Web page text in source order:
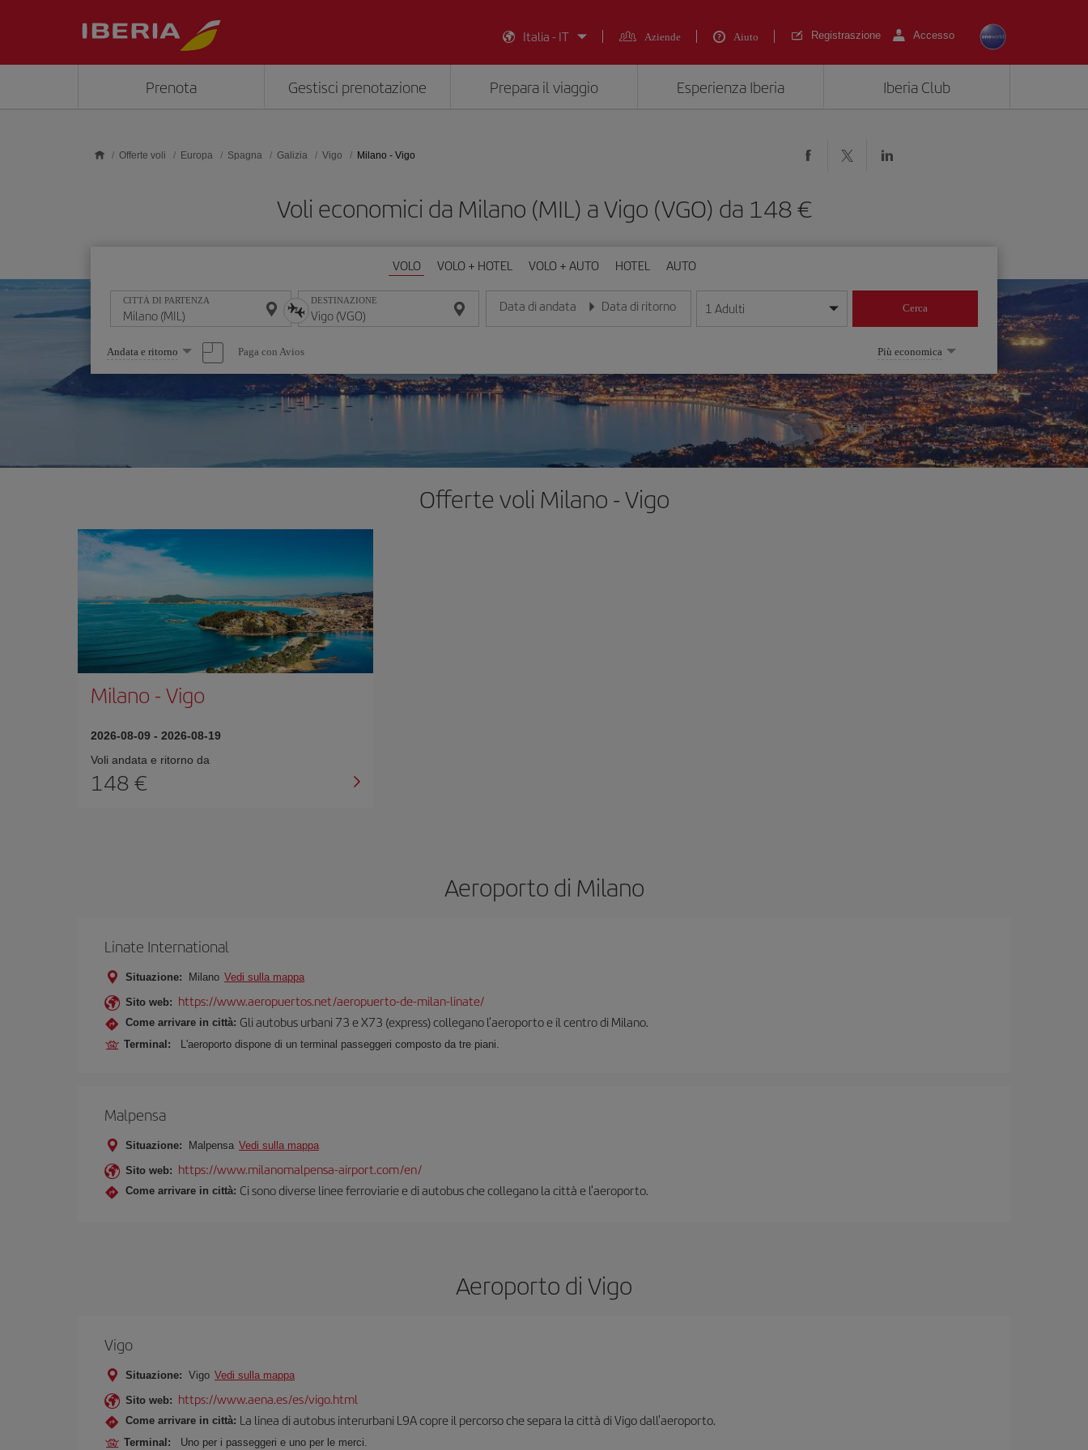
Italia - IT
Aziende Aiuto Registraszione Accesso
Prenota Gestisci prenotazione Prepara il viaggio Esperienza Iberia Iberia Club
Offerte voli Europa Spagna Galizia Vigo Milano - Vigo
Voli economici da Milano (MIL) a Vigo (VGO) da 148 €
VOLO VOLO + HOTEL VOLO + AUTO HOTEL AUTO
CITTÀ DI PARTENZA DESTINAZIONE Data di andata
Inserisci la data nel formato giorno/mese/anno
Data di ritorno
Inserisci la data nel formato giorno/mese/anno
1 Adulti Cerca
Seleziona
un'opzione
Andata e ritorno Paga con Avios Più economica
Offerte voli Milano - Vigo
Milano -Vigo
2026-08-09 - 2026-08-19
Voli andata e ritorno da
148 €
Aeroporto di Milano
Linate International
Situazione: Milano Vedi sulla mappa
Sito web: https://www.aeropuertos.net/aeropuerto-de-milan-linate/
Come arrivare in città: Gli autobus urbani 73 e X73 (express) collegano l'aeroporto e il centro di Milano.
Terminal: L'aeroporto dispone di un terminal passeggeri composto da tre piani.
Malpensa
Situazione: Malpensa Vedi sulla mappa
Sito web: https://www.milanomalpensa-airport.com/en/
Come arrivare in città: Ci sono diverse linee ferroviarie e di autobus che collegano la città e l'aeroporto.
Aeroporto di Vigo
Vigo
Situazione: Vigo Vedi sulla mappa
Sito web: https://www.aena.es/es/vigo.html
Come arrivare in città: La linea di autobus interurbani L9A copre il percorso che separa la città di Vigo dall'aeroporto.
Terminal: Uno per i passeggeri e uno per le merci.